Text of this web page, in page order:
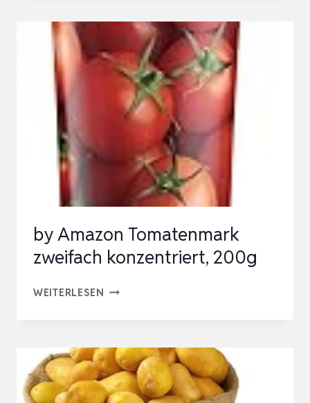
HALBE
FRUCHT
LEICHT
GEZUCKERT,
411G
by Amazon Tomatenmark
zweifach konzentriert, 200g
WEITERLESEN BY
ZWEIFACH
KONZENTRIERT,
200G